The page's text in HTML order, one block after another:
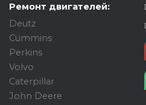
Ремонт двигателей:
Deutz
Cummins
Perkins
Volvo
Caterpillar
John Deere